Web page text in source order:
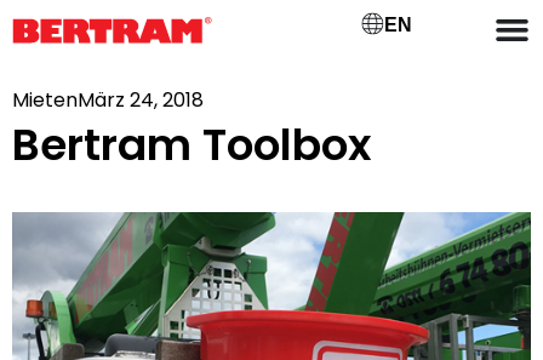
EN
MietenMärz 24, 2018
Bertram Toolbox